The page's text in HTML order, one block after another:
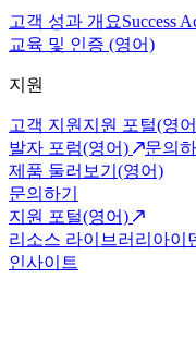
고객 성과 개요Success
교육 및 인증 (영어)
지원
고객 지원 지원 포털(영
발자 포럼(영어)
문의하
제품 둘러보기(영어)
문의하기
지원 포털(영어)
리소스 라이브러리 아이
인사이트